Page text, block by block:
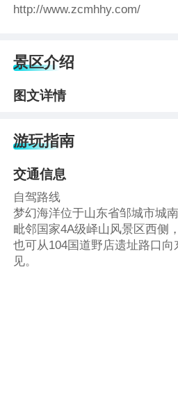
http://www.zcmhhy.com/
景区介绍
图文详情
游玩指南
交通信息
自驾路线
梦幻海洋位于山东省邹城市城南
毗邻国家4A级峄山风景区西侧
也可从104国道野店遗址路口
见。